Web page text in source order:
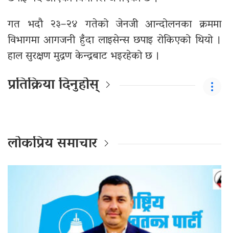
गत भदौ २३–२४ गतेको जेनजी आन्दोलनका क्रममा
विभागमा आगजनी हुँदा लाइसेन्स छपाइ रोकिएको थियो ।
हाल सुरक्षण मुद्रण केन्द्रबाट भइरहेको छ ।
प्रतिक्रिया दिनुहोस्
लोकप्रिय समाचार